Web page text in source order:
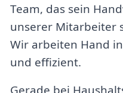
Team, das sein
unserer Mitarbeiter
Wir arbeiten Hand
und effizient.